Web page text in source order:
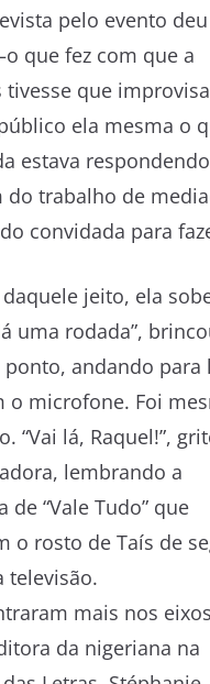
pelo evento deu
que fez com que a
tivesse que
ela mesma o
estava
do trabalho de
convidada para
jeito, ela
uma rodada”,
andando para
o microfone. Foi
“Vai lá, Raquel!”,
lembrando a
de “Vale Tudo” que
o rosto de Taís de
televisão.
mais nos eixos
da nigeriana na